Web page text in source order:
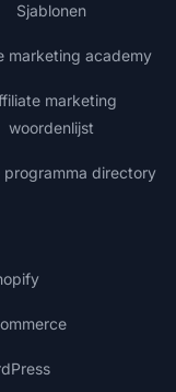
Sjablonen
marketing academy
marketing
woordenlijst
programma directory